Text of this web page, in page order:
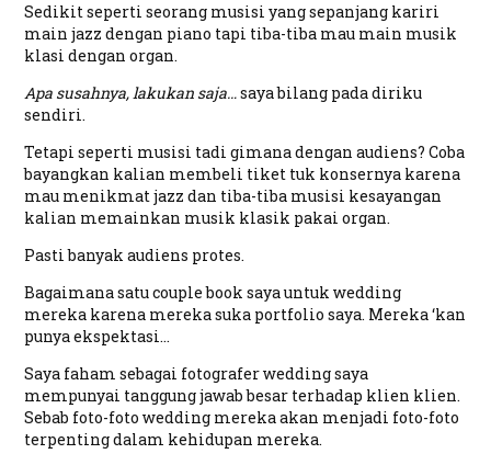
Sedikit seperti seorang musisi yang sepanjang kariri
main jazz dengan piano tapi tiba-tiba mau main musik
klasi dengan organ.
Apa susahnya, lakukan saja…saya bilang pada diriku
sendiri.
Tetapi seperti musisi tadi gimana dengan audiens? Coba
bayangkan kalian membeli tiket tuk konsernya karena
mau menikmat jazz dan tiba-tiba musisi kesayangan
kalian memainkan musik klasik pakai organ.
Pasti banyak audiens protes.
Bagaimana satu couple book saya untuk wedding
mereka karena mereka suka portfolio saya. Mereka ‘kan
punya ekspektasi…
Saya faham sebagai fotografer wedding saya
mempunyai tanggung jawab besar terhadap klien klien.
Sebab foto-foto wedding mereka akan menjadi foto-foto
terpenting dalam kehidupan mereka.